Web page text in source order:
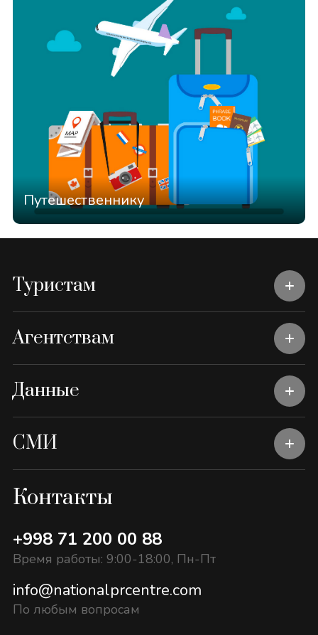
Путешественнику
Туристам
Агентствам
Данные
СМИ
Контакты
+998 71 200 00 88
Время работы: 9:00-18:00, Пн-Пт
info@nationalprcentre.com
По любым вопросам